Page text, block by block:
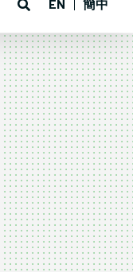
EN 簡中